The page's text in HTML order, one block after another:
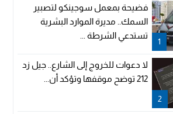
1
فضيحة بمعمل سوجينكو لتصبير
السمك.. مديرة الموارد البشرية
تستدعي الشرطة ...
2
لا دعوات للخروج إلى الشارع.. جيل زد
212 توضح موقفها وتؤكد أن...